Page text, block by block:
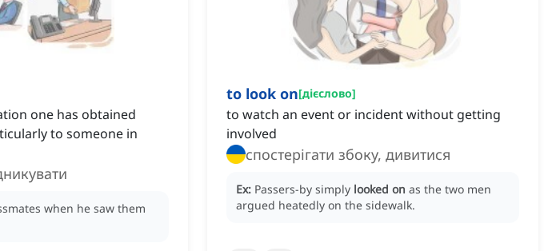
one has obtained
to someone in
when he saw them
to look on[дієслово]
to watch an event or incident without getting
involved
спостерігати збоку, дивитися
Ex: Passers-by simply looked on as the two men
argued heatedly on the sidewalk.